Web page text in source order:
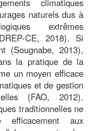
climatiques
naturels dus à
extrêmes
CE, 2018). Si
(Sougnabe, 2013),
la pratique de la
un moyen efficace
et de gestion
(FAO, 2012).
traditionnelles ne
efficacement aux